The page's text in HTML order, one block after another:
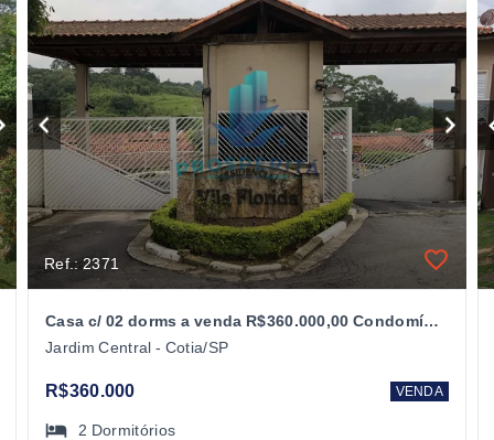
Ref.: 2371
Casa c/ 02 dorms a venda R$360.000,00 Condomínio vila Florida-Cotia/SP
Jardim Central - Cotia/SP
R$360.000 VENDA
2 Dormitórios